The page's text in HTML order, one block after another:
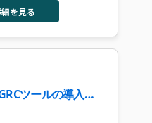
を見る
ツールの導入と